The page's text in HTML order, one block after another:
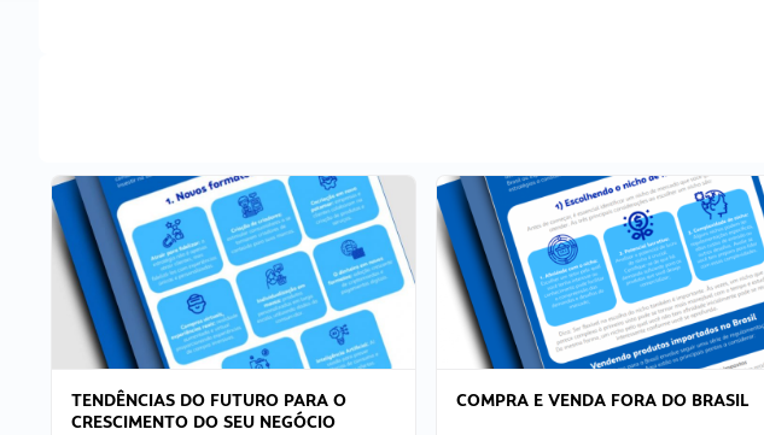
TENDÊNCIAS DO FUTURO PARA O
CRESCIMENTO DO SEU NEGÓCIO
COMPRA E VENDA FORA DO BRASIL